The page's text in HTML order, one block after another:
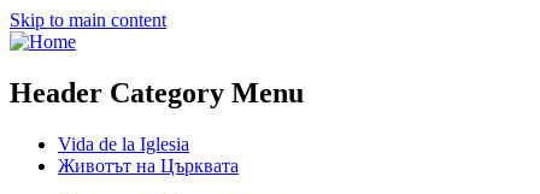
Skip to main content
Header Category Menu
Vida de la Iglesia
Животът на Църквата